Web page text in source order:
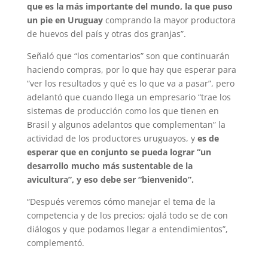
que es la más importante del mundo, la que puso
un pie en Uruguaycomprando la mayor productora
de huevos del país y otras dos granjas”.
Señaló que “los comentarios” son que continuarán
haciendo compras, por lo que hay que esperar para
“ver los resultados y qué es lo que va a pasar”, pero
adelantó que cuando llega un empresario “trae los
sistemas de producción como los que tienen en
Brasil y algunos adelantos que complementan” la
actividad de los productores uruguayos, y es de
esperar que en conjunto se pueda lograr “un
desarrollo mucho más sustentable de la
avicultura”, y eso debe ser “bienvenido”.
“Después veremos cómo manejar el tema de la
competencia y de los precios; ojalá todo se de con
diálogos y que podamos llegar a entendimientos”,
complementó.